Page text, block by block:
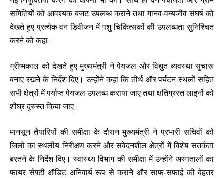
समितियों को आवश्यक बजट उपलब्ध कराने तथा मानव-वन्यजीव संघर्ष को
देखते हुए प्रत्येक वन डिवीजन में पशु चिकित्सकों की उपलब्धता सुनिश्चित
करने को कहा।
ग्रीष्मकाल को देखते हुए मुख्यमंत्री ने पेयजल और विद्युत व्यवस्था सुचारू
बनाए रखने के निर्देश दिए। उन्होंने कहा कि तीर्थ और पर्यटन स्थलों सहित
सभी क्षेत्रों में पर्याप्त पेयजल उपलब्ध कराया जाए तथा क्षतिग्रस्त लाइनों को
शीघ्र दुरुस्त किया जाए।
मानसून तैयारियों की समीक्षा के दौरान मुख्यमंत्री ने प्रभारी सचिवों को
जिलों का स्थलीय निरीक्षण करने और संवेदनशील क्षेत्रों में विशेष सतर्कता
बरतने के निर्देश दिए। स्वास्थ्य विभाग की समीक्षा में उन्होंने अस्पतालों का
फायर सेफ्टी ऑडिट अनिवार्य रूप से कराने और साफ-सफाई की बेहतर